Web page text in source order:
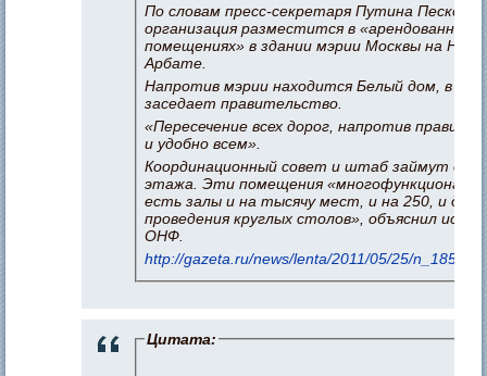
По словам пресс-секретаря Путина Пескова,
организация разместится в «арендованных
помещениях» в здании мэрии Москвы на
Арбате.
Напротив мэрии находится Белый дом, в
заседает правительство.
«Пересечение всех дорог, напротив
и удобно всем».
Координационный совет и штаб займут два
этажа. Эти помещения
есть залы и на тысячу мест, и на 250, и для
проведения круглых столов», объяснил
ОНФ.
http://gazeta.ru/news/lenta/2011/05/25/
Цитата: